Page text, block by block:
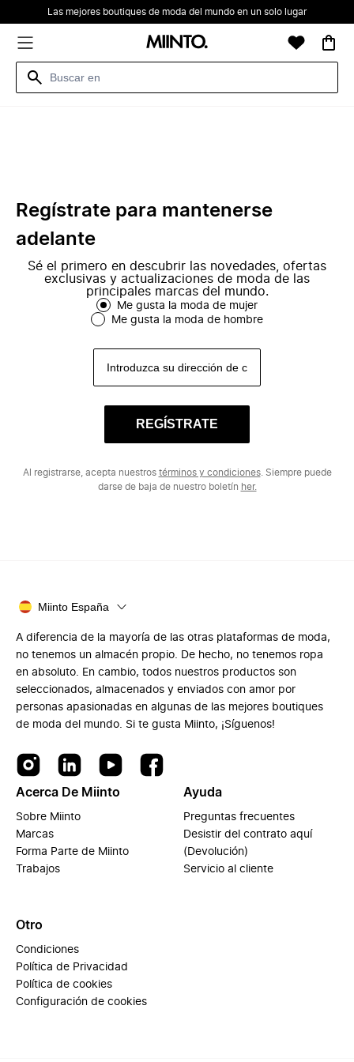
Las mejores boutiques de moda del mundo en un solo lugar
Regístrate para mantenerse
adelante
Sé el primero en descubrir las novedades, ofertas
exclusivas y actualizaciones de moda de las
principales marcas del mundo.
Me gusta la moda de mujer
Me gusta la moda de hombre
REGÍSTRATE
Al registrarse, acepta nuestros términos y condiciones. Siempre puede
darse de baja de nuestro boletín her.
Miinto España
A diferencia de la mayoría de las otras plataformas de moda,
no tenemos un almacén propio. De hecho, no tenemos ropa
en absoluto. En cambio, todos nuestros productos son
seleccionados, almacenados y enviados con amor por
personas apasionadas en algunas de las mejores boutiques
de moda del mundo. Si te gusta Miinto, ¡Síguenos!
Acerca De Miinto
Sobre Miinto
Marcas
Forma Parte de Miinto
Trabajos
Ayuda
Preguntas frecuentes
Desistir del contrato aquí
(Devolución)
Servicio al cliente
Otro
Condiciones
Política de Privacidad
Política de cookies
Configuración de cookies